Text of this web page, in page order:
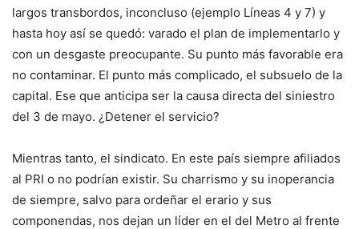
largos transbordos, inconcluso (ejemplo Líneas 4 y 7) y
hasta hoy así se quedó: varado el plan de implementarlo y
con un desgaste preocupante. Su punto más favorable era
no contaminar. El punto más complicado, el subsuelo de la
capital. Ese que anticipa ser la causa directa del siniestro
del 3 de mayo. ¿Detener el servicio?
Mientras tanto, el sindicato. En este país siempre afiliados
al PRI o no podrían existir. Su charrismo y su inoperancia
de siempre, salvo para ordeñar el erario y sus
componendas, nos dejan un líder en el del Metro al frente